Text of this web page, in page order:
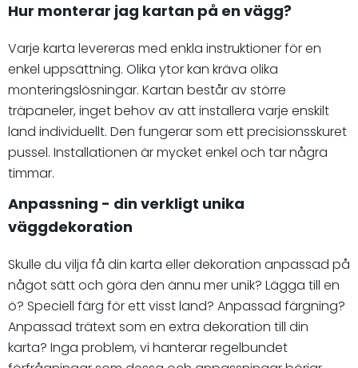
Hur monterar jag kartan på en vägg?
Varje karta levereras med enkla instruktioner för en
enkel uppsättning. Olika ytor kan kräva olika
monteringslösningar. Kartan består av större
träpaneler, inget behov av att installera varje enskilt
land individuellt. Den fungerar som ett precisionsskuret
pussel. Installationen är mycket enkel och tar några
timmar.
Anpassning - din verkligt unika
väggdekoration
Skulle du vilja få din karta eller dekoration anpassad på
något sätt och göra den ännu mer unik? Lägga till en
ö? Speciell färg för ett visst land? Anpassad färgning?
Anpassad trätext som en extra dekoration till din
karta? Inga problem, vi hanterar regelbundet